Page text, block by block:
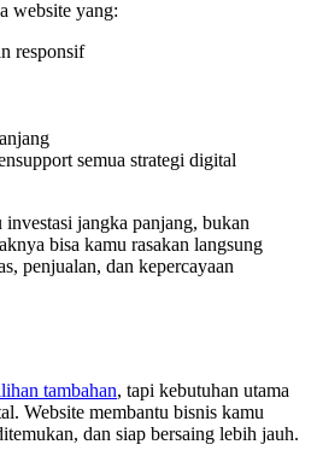
website yang:
responsif
semua strategi digital
jangka panjang, bukan
bisa kamu rasakan langsung
penjualan, dan kepercayaan
tambahan, tapi kebutuhan utama
Website membantu bisnis kamu
dan siap bersaing lebih jauh.